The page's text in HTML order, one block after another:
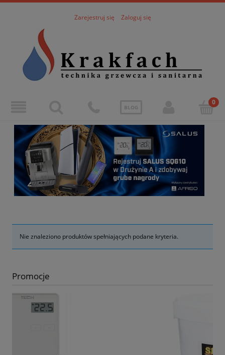
Zarejestruj się Zaloguj się
BLOG
Nie znaleziono produktów spełniających podane kryteria.
Promocje